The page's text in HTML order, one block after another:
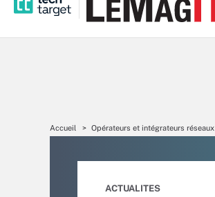
Accueil Opérateurs et intégrateurs réseaux
ACTUALITES